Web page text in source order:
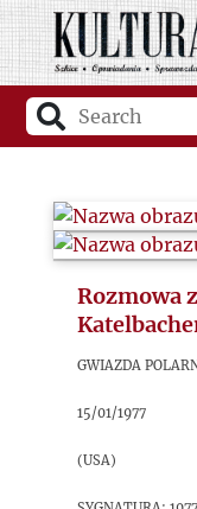
Rozmowa
Gwiazda
15/01/1977
(USA)